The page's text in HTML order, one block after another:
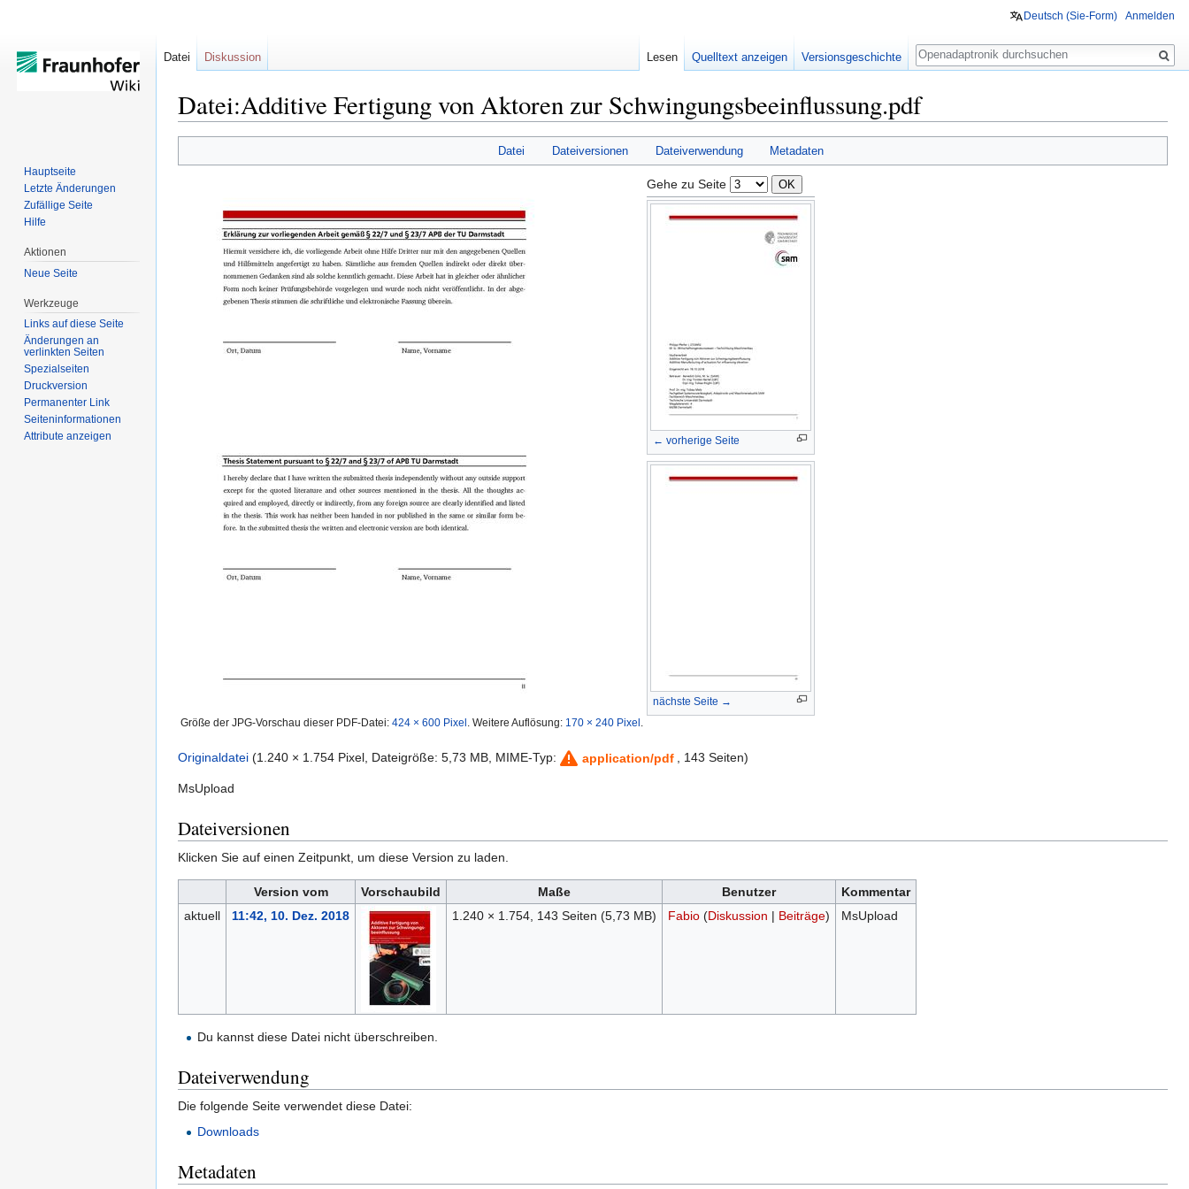
Datei:Additive Fertigung von Aktoren zur Schwingungsbeeinflussung.pdf
Datei Dateiversionen Dateiverwendung Metadaten
Größe der JPG-Vorschau dieser PDF-Datei: 424 × 600 Pixel Weitere Auflösung: 170 × 240 Pixel
Gehe zu Seite
← vorherige Seite
nächste Seite →
Originaldatei (1.240 × 1.754 Pixel, Dateigröße: 5,73 MB, MIME-Typ: application/pdf , 143 Seiten)
MsUpload
Dateiversionen
Klicken Sie auf einen Zeitpunkt, um diese Version zu laden.
Version vom Vorschaubild Maße Benutzer
Kommentar
aktuell
11:42, 10. Dez. 2018 1.240 × 1.754, 143 Seiten (5,73 MB) Fabio (Diskussion | Beiträge) MsUpload
Du kannst diese Datei nicht überschreiben.
Dateiverwendung
Die folgende Seite verwendet diese Datei:
Downloads
Metadaten
Deutsch (Sie-Form)‎ Anmelden
Datei Diskussion Lesen Quelltext anzeigen Versionsgeschichte
Suche
Hauptseite
Letzte Änderungen
Zufällige Seite
Hilfe
Aktionen
Neue Seite
Werkzeuge
Links auf diese Seite
Änderungen an
verlinkten Seiten
Spezialseiten
Druckversion
Permanenter Link
Seiten­informationen
Attribute anzeigen